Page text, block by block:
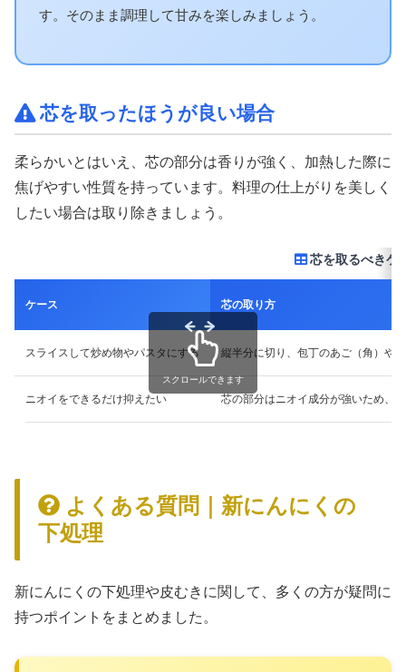
す。そのまま調理して甘みを楽しみましょう。
芯を取ったほうが良い場合
柔らかいとはいえ、芯の部分は香りが強く、加熱した際に
焦げやすい性質を持っています。料理の仕上がりを美しく
したい場合は取り除きましょう。
芯を取るべきケ
ケース 芯の取り方
スライスして炒め物やパスタにする 縦半分に切り、包丁のあご（角）や
ニオイをできるだけ抑えたい 芯の部分はニオイ成分が強いため、
スクロールできます
よくある質問｜新にんにくの
下処理
新にんにくの下処理や皮むきに関して、多くの方が疑問に
持つポイントをまとめました。